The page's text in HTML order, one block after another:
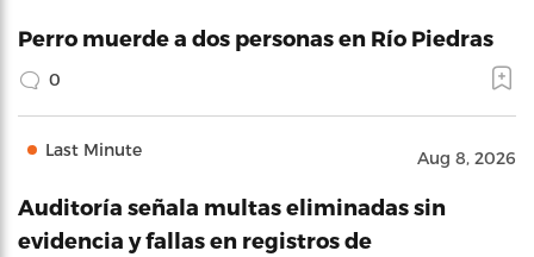
Perro muerde a dos personas en Río Piedras
0
Last Minute Aug 8, 2026
Auditoría señala multas eliminadas sin
evidencia y fallas en registros de